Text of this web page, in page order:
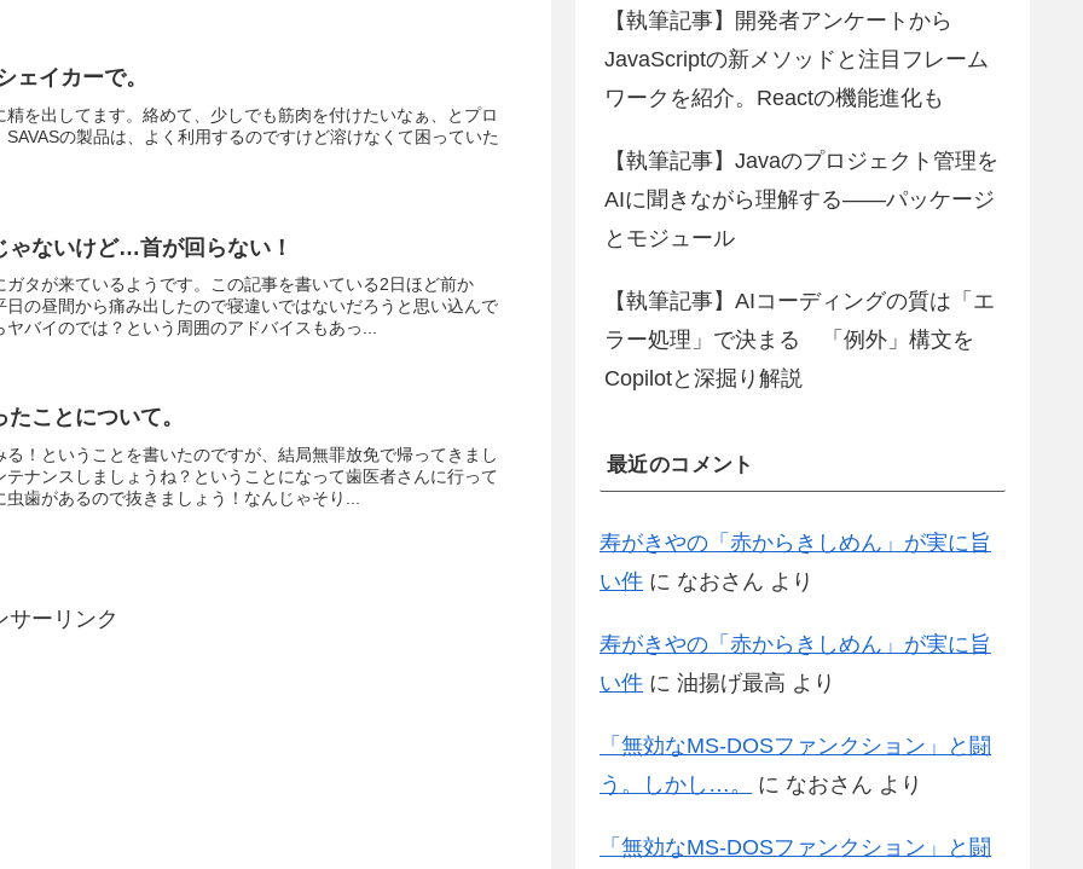
ェイカーで。
を出してます。絡めて、少しでも筋肉を付けたいなぁ、とプロ
の製品は、よく利用するのですけど溶けなくて困っていた
ゃないけど…首が回らない！
タが来ているようです。この記事を書いている2日ほど前か
の昼間から痛み出したので寝違いではないだろうと思い込んで
バイのでは？という周囲のアドバイスもあっ...
ことについて。
！ということを書いたのですが、結局無罪放免で帰ってきまし
ナンスしましょうね？ということになって歯医者さんに行って
歯があるので抜きましょう！なんじゃそり...
サーリンク
【執筆記事】開発者アンケートから
JavaScriptの新メソッドと注目フレーム
ワークを紹介。Reactの機能進化も
【執筆記事】Javaのプロジェクト管理を
AIに聞きながら理解する――パッケージ
とモジュール
【執筆記事】AIコーディングの質は「エ
ラー処理」で決まる 「例外」構文を
Copilotと深掘り解説
最近のコメント
寿がきやの「赤からきしめん」が実に旨
い件 に なおさん より
寿がきやの「赤からきしめん」が実に旨
い件 に 油揚げ最高 より
「無効なMS-DOSファンクション」と闘
う。しかし…。
に なおさん より
「無効なMS-DOSファンクション」と闘